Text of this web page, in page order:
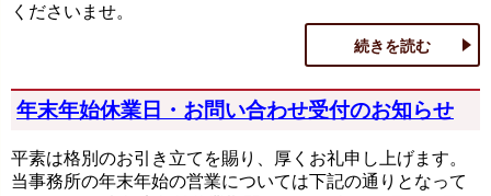
くださいませ。
続きを読む
年末年始休業日・お問い合わせ受付のお知らせ
平素は格別のお引き立てを賜り、厚くお礼申し上げます。
当事務所の年末年始の営業については下記の通りとなって